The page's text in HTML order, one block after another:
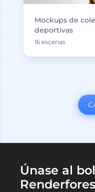
Mockups de
deportivas
16 escenas
Únase al